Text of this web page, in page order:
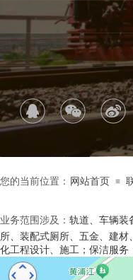
您的当前位置： 网站首页 ≡
业务范围涉及： 轨道、车辆装
所、装配式厕所、五金、建
化工程设计、施工；保洁服